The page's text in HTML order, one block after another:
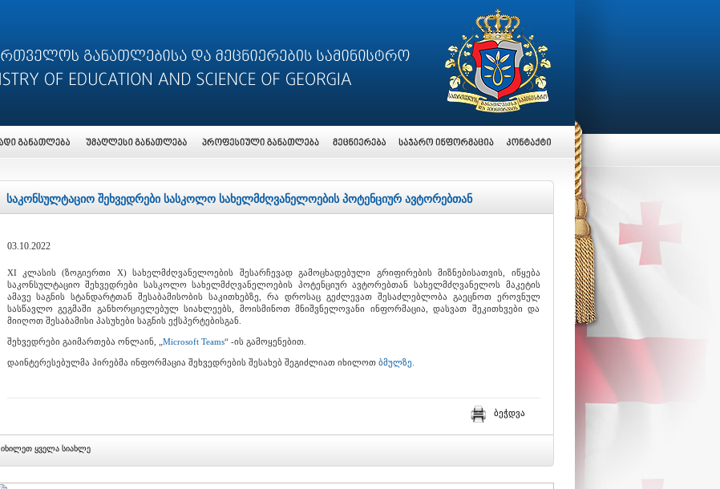
საკონსულტაციო შეხვედრები სასკოლო სახელმძღვანელოების პოტენციურ ავტორებთან
03.10.2022
XI კლასის (ზოგიერთი X) სახელმძღვანელოების შესარჩევად გამოცხადებული გრიფირების მიზნებისათვის, იწყება
საკონსულტაციო შეხვედრები სასკოლო სახელმძღვანელოების პოტენციურ ავტორებთან სახელმძღვანელოს მაკეტის
ამავე საგნის სტანდარტთან შესაბამისობის საკითხებზე, რა დროსაც გეძლევათ შესაძლებლობა გაეცნოთ ეროვნულ
სასწავლო გეგმაში განხორციელებულ სიახლეებს, მოისმინოთ მნიშვნელოვანი ინფორმაცია, დასვათ შეკითხვები და
მიიღოთ შესაბამისი პასუხები საგნის ექსპერტებისგან.
შეხვედრები გაიმართება ონლაინ, „ Microsoft Teams“ -ის გამოყენებით.
დაინტერესებულმა პირებმა ინფორმაცია შეხვედრების შესახებ შეგიძლიათ იხილოთ ბმულზე
ბეჭდვა
იხილეთ ყველა სიახლე